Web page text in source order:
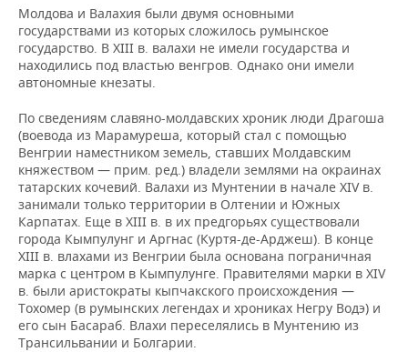
Молдова и Валахия были двумя основными
государствами из которых сложилось румынское
государство. В ХІІІ в. валахи не имели государства и
находились под властью венгров. Однако они имели
автономные кнезаты.
По сведениям славяно-молдавских хроник люди Драгоша
(воевода из Марамуреша, который стал с помощью
Венгрии наместником земель, ставших Молдавским
княжеством — прим. ред.) владели землями на окраинах
татарских кочевий. Валахи из Мунтении в начале XIV в.
занимали только территории в Олтении и Южных
Карпатах. Еще в XIII в. в их предгорьях существовали
города Кымпулунг и Аргнас (Куртя-де-Арджеш). В конце
XIII в. влахами из Венгрии была основана пограничная
марка с центром в Кымпулунге. Правителями марки в XIV
в. были аристократы кыпчакского происхождения —
Тохомер (в румынских легендах и хрониках Негру Водэ) и
его сын Басараб. Влахи переселялись в Мунтению из
Трансильвании и Болгарии.